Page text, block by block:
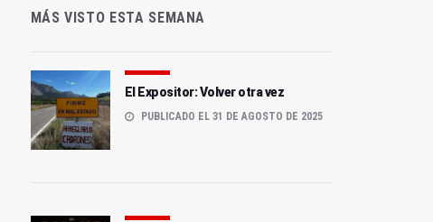
MÁS VISTO ESTA SEMANA
El Expositor: Volver otra vez
PUBLICADO EL 31 DE AGOSTO DE 2025